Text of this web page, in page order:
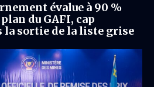
évalue à 90 %
du GAFI, cap
la sortie de la liste grise